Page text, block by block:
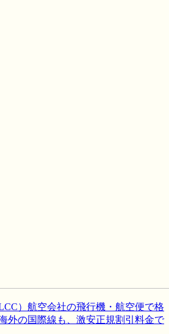
）航空会社の飛行機・航空便で格
外の国際線も、激安正規割引料金で